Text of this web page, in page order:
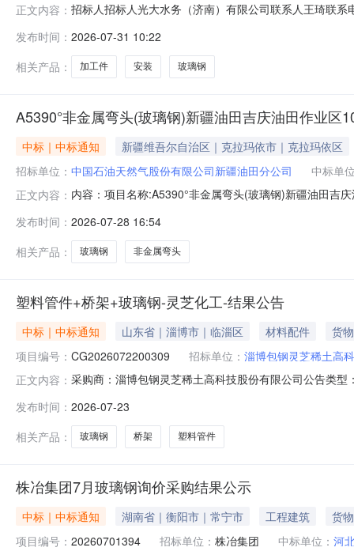
正文内容： 招标人招标人光大水务（济南）有限公司联系人王琦联
发布时间： 2026-07-31 10:22
相关产品：
加工件 安装 玻璃钢
A5390°非金属弯头(玻璃钢)新疆油田吉庆油田作业区
中标｜中标通知
新疆维吾尔自治区｜克拉玛依市｜克拉玛依区
招标单位： 中国石油天然气股份有限公司新疆油田分公司
中标单
正文内容： 内容：项目名称:A5390°非金属弯头(玻璃钢)新疆油田吉
发布时间： 2026-07-28 16:54
相关产品：
玻璃钢 非金属弯头
塑料管件+桥架+玻璃钢-灵芝化工-结果公告
中标｜中标通知 山东省｜淄博市｜临淄区 材料配件
货物
项目编号： CG2026072200309 招标单位： 淄博包钢灵芝稀土高
正文内容： 采购商：淄博包钢灵芝稀土高科技股份有限公司公告类
公开4淄博浩鑫经贸有限公司不公开二、项目说明询比采
（成交）通知书仅
发布时间： 2026-07-23
相关产品：
玻璃钢 桥架 塑料管件
株冶集团7月玻璃钢询价采购结果公示
中标｜中标通知 湖南省｜衡阳市｜常宁市 工程建筑
货物
项目编号： 20260701394 招标单位： 株冶集团 中标单位： 河